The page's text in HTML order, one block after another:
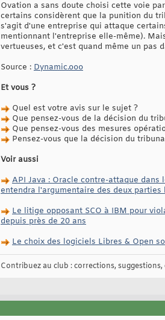
Ovation a sans doute choisi cette voie
certains considèrent que la punition du
s'agit d'une entreprise qui attaque
mentionnant l'entreprise elle-même).
vertueuses, et c'est quand même un pas
Source : Dynamic.ooo
Et vous ?
Quel est votre avis sur le sujet ?
Que pensez-vous de la décision du
Que pensez-vous des mesures
Pensez-vous que la décision du
Voir aussi
API Java : Oracle contre-attaque
entendra l'argumentaire des deux parties
Le litige opposant SCO à IBM pour
depuis près de 20 ans
Le choix des logiciels Libres & Open
Contribuez au club : corrections, suggestions,